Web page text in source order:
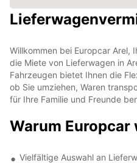
Willkommen bei Europcar Arel,
die Miete von Lieferwagen in
Fahrzeugen bietet Ihnen die
ob Sie umziehen, Waren
für Ihre Familie und Freunde
Warum Europcar
Vielfältige Auswahl an